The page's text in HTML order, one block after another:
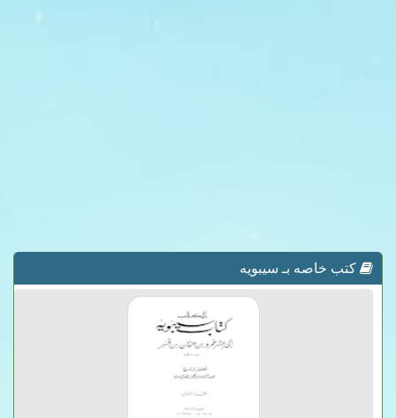
كتب خاصه بـ سيبويه